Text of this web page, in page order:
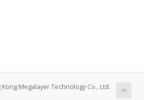
Megalayer Technology Co., Ltd.